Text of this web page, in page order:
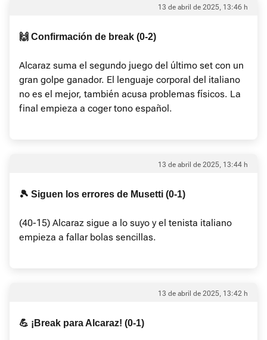
13 de abril de 2025, 13:46 h
🙌 Confirmación de break (0-2)
Alcaraz suma el segundo juego del último set con un
gran golpe ganador. El lenguaje corporal del italiano
no es el mejor, también acusa problemas físicos. La
final empieza a coger tono español.
13 de abril de 2025, 13:44 h
🎾 Siguen los errores de Musetti (0-1)
(40-15) Alcaraz sigue a lo suyo y el tenista italiano
empieza a fallar bolas sencillas.
13 de abril de 2025, 13:42 h
💪 ¡Break para Alcaraz! (0-1)